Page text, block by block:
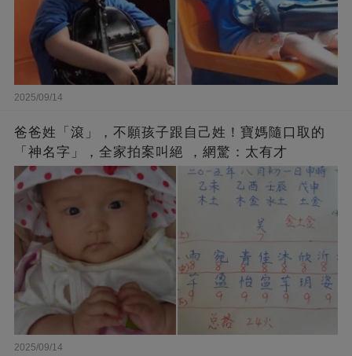
2025/09/14
爸爸姓「滾」，不願孩子跟自己姓！寶媽隨口取的
「神名字」，全家拍案叫絕 ，網驚：太有才
2025/09/14